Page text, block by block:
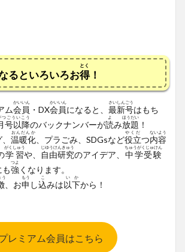
るといろいろお得
とく
！
ム会員
かいいん
・DX会員
かいいん
になると、 最新号
さいしんごう
はもち
号以降
つごういこう
のバックナンバーが読
よ
み放題
ほうだい
！
温暖化
おんだんか
、プラごみ、SDGsなど役立
やくだ
つ内容
ないよう
学習
がくしゅう
や、 自由研究
じゆうけんきゅう
のアイデア、 中学受験
ちゅうがくじゅけん
も強
つよ
くなります。
う
、お申
もう
し込
こ
みは以下
いか
から！
レミアム会員はこちら